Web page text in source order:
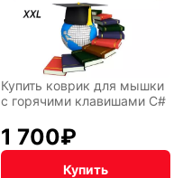
Купить коврик для мышки
с горячими клавишами C#
1 700₽
Купить